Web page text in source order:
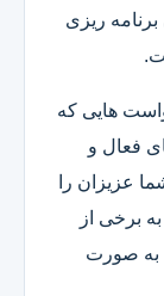
ریزی
هایی که
فعال و
عزیزان را
برخی از
به صورت